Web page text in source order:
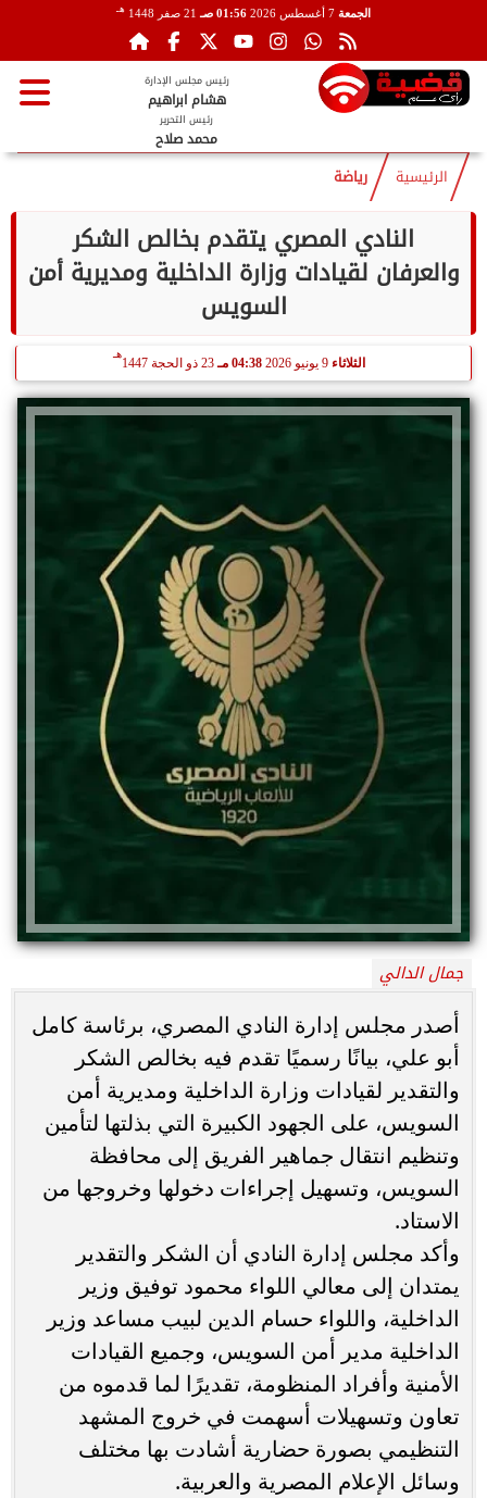
الجمعة 01:56 صـ 21 صفر 1448 هـ
رئيس مجلس الإدارة
هشام ابراهيم
رئيس التحرير
محمد صلاح
الرئيسية رياضة
النادي المصري يتقدم بخالص الشكر
والعرفان لقيادات وزارة الداخلية ومديرية أمن
السويس
الثلاثاء 04:38 مـ 23 ذو الحجة 1447
هـ
جمال الدالي
أصدر مجلس إدارة النادي المصري، برئاسة كامل
أبو علي، بيانًا رسميًا تقدم فيه بخالص الشكر
والتقدير لقيادات وزارة الداخلية ومديرية أمن
السويس، على الجهود الكبيرة التي بذلتها لتأمين
وتنظيم انتقال جماهير الفريق إلى محافظة
السويس، وتسهيل إجراءات دخولها وخروجها من
الاستاد.
وأكد مجلس إدارة النادي أن الشكر والتقدير
يمتدان إلى معالي اللواء محمود توفيق وزير
الداخلية، واللواء حسام الدين لبيب مساعد وزير
الداخلية مدير أمن السويس، وجميع القيادات
الأمنية وأفراد المنظومة، تقديرًا لما قدموه من
تعاون وتسهيلات أسهمت في خروج المشهد
التنظيمي بصورة حضارية أشادت بها مختلف
وسائل الإعلام المصرية والعربية.